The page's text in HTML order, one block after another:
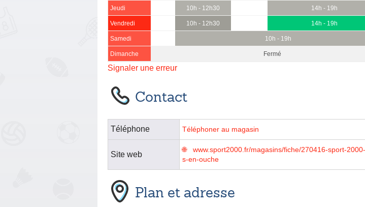
Jeudi 10h - 12h30 14h - 19h
Vendredi 10h - 12h30 14h - 19h
Samedi 10h - 19h
Dimanche Fermé
Signaler une erreur
Contact
Téléphone Téléphoner au magasin
Site web
www.sport2000.fr/magasins/fiche/270416-sport-
s-en-ouche
Plan et adresse